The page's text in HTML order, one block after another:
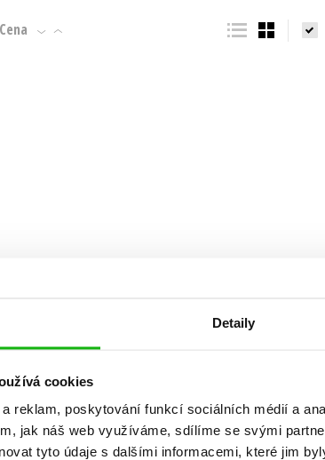
Detaily
cookies
a reklam, poskytování funkcí sociálních médií a
jak náš web využíváme, sdílíme se svými
tyto údaje s dalšími informacemi, které jim
Populárně - naučné pro děti
Cena